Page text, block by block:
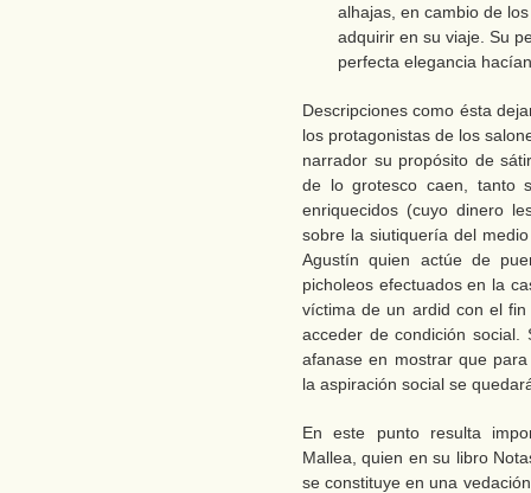
alhajas, en cambio de
adquirir en su viaje. Su
perfecta elegancia
Descripciones como ésta
los protagonistas de los
narrador su propósito de
de lo grotesco caen, tanto
enriquecidos (cuyo dinero
sobre la siutiquería del
Agustín quien actúe de
picholeos efectuados en la
víctima de un ardid con el
acceder de condición
afanase en mostrar que
la aspiración social se
En este punto resulta
Mallea, quien en su libro
se constituye en una